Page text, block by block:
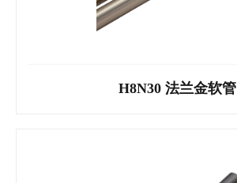
H8N30 法兰金软管